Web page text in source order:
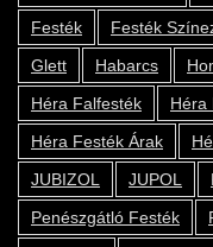
Festék
Festék
Glett
Habarcs
Héra Falfesték
Héra
Héra Festék Árak
JUBIZOL
JUPOL
Penészgátló Festék